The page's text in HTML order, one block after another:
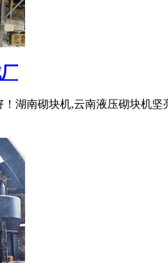
湖南砌块机,云南液压砌块机